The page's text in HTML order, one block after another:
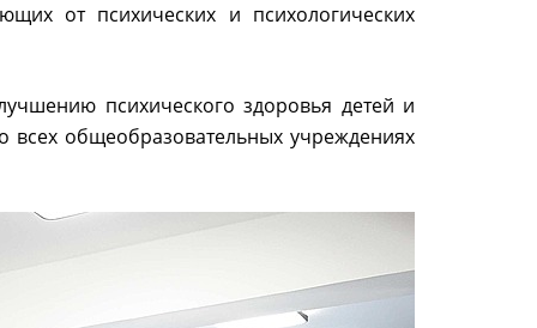
от психических и психологических
психического здоровья детей и
всех общеобразовательных учреждениях